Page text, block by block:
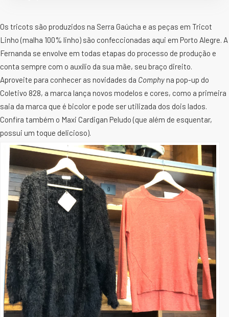
Os tricots são produzidos na Serra Gaúcha e as peças em Tricot
Linho (malha 100% linho) são confeccionadas aqui em Porto Alegre. A
Fernanda se envolve em todas etapas do processo de produção e
conta sempre com o auxílio da sua mãe, seu braço direito.
Aproveite para conhecer as novidades da Comphyna pop-up do
Coletivo 828, a marca lança novos modelos e cores, como a primeira
saia da marca que é bicolor e pode ser utilizada dos dois lados.
Confira também o Maxi Cardigan Peludo (que além de esquentar,
possui um toque delicioso).